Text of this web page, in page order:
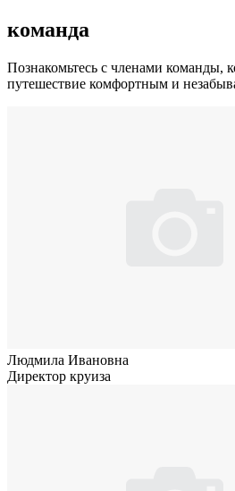
команда
Познакомьтесь с членами команды,
путешествие комфортным и
Людмила Ивановна
Директор круиза